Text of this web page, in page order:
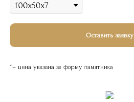
Оставить заявку
*– цена указана за форму памятника